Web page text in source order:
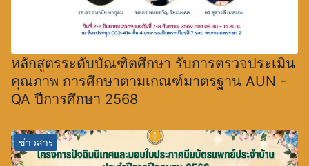
หลักสูตรระดับบัณฑิตศึกษา รับการตรวจประเมิน
คุณภาพ การศึกษาตามเกณฑ์มาตรฐาน AUN -
QA ปีการศึกษา 2568
ข่าวสาร